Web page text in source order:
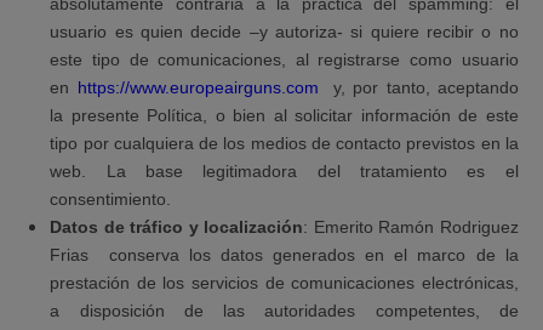
usuario es quien decide –y autoriza- si quiere recibir o no
este tipo de comunicaciones, al registrarse como usuario
en https://www.europeairguns.com
y, por tanto, aceptando
la presente Política, o bien al solicitar información de este
tipo por cualquiera de los medios de contacto previstos en la
web. La base legitimadora del tratamiento es el
consentimiento.
Datos de tráfico y localización: Emerito Ramón Rodriguez
Frias
conserva los datos generados en el marco de la
prestación de los servicios de comunicaciones electrónicas,
a disposición de las autoridades competentes, de